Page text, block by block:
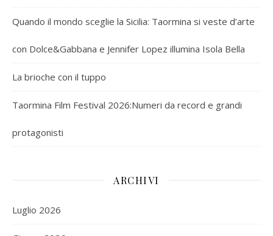
Quando il mondo sceglie la Sicilia: Taormina si veste d’arte
con Dolce&Gabbana e Jennifer Lopez illumina Isola Bella
La brioche con il tuppo
Taormina Film Festival 2026:Numeri da record e grandi
protagonisti
ARCHIVI
Luglio 2026